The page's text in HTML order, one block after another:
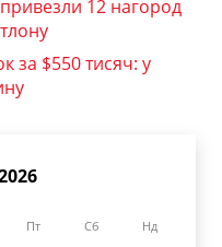
12 нагород
за $550 тисяч: у
Пт Сб Нд